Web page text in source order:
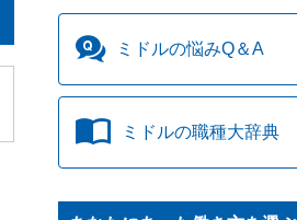
ミドルの悩みQ＆A
ミドルの職種大辞典